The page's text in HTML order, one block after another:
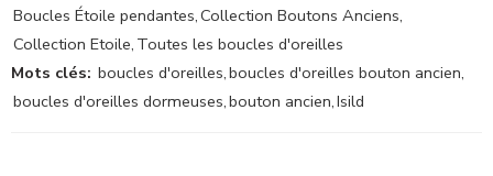
Boucles Étoile pendantes,Collection Boutons Anciens,
Collection Etoile, Toutes les boucles d'oreilles
Mots clés: boucles d'oreilles,boucles d'oreilles bouton ancien,
boucles d'oreilles dormeuses,bouton ancien,Isild